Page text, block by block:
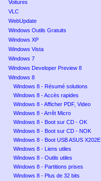
Voitures
VLC
WebUpdate
Windows Outils Gratuits
Windows XP
Windows Vista
Windows 7
Windows Developer Preview 8
Windows 8
Windows 8 - Résumé solutions
Windows 8 - Accès rapides
Windows 8 - Afficher PDF, Video
Windows 8 - Arrêt Micro
Windows 8 - Boot sur CD - OK
Windows 8 - Boot sur CD - NOK
Windows 8 - Boot USB ASUS X202E
Windows 8 - Liens utiles
Windows 8 - Outils utiles
Windows 8 - Partitions prises
Windows 8 - Plus de 32 bits